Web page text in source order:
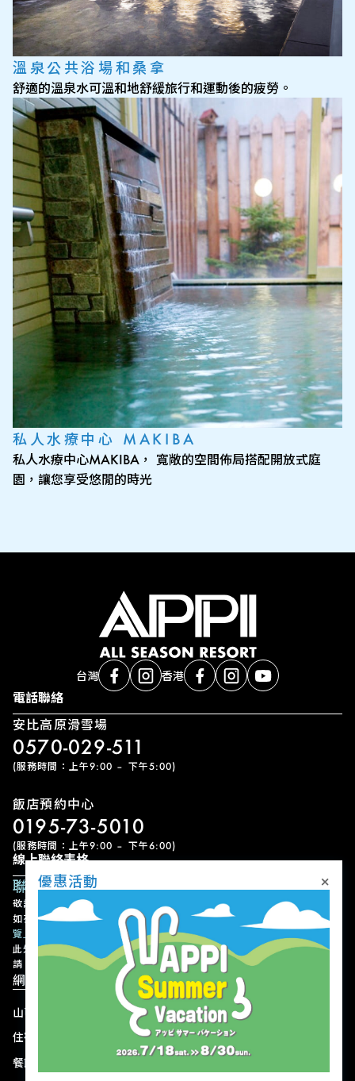
溫泉公共浴場和桑拿
舒適的溫泉水可溫和地舒緩旅行和運動後的疲勞。
私人水療中心 MAKIBA
私人水療中心MAKIBA， 寬敞的空間佈局搭配開放式庭
園，讓您享受悠閒的時光
台灣 香港
電話聯絡
安比高原滑雪場
0570-029-511
(服務時間：上午9:00 – 下午5:00)
飯店預約中心
0195-73-5010
(服務時間：上午9:00 – 下午6:00)
線上聯絡表格
聯絡表單
敬請留意，我們可能需要一些時間才能回覆您的查詢，敬請見諒。
如有急事，請以電話聯絡。各設施的聯絡方式請參考
「設施聯絡方式一
覽」
此外，請注意我們不接受有關設施或節目的使用預約、變更或取消申
請。
網站導航
山區
住宿
餐飲
最新動態
優惠活動
優惠活動 ×